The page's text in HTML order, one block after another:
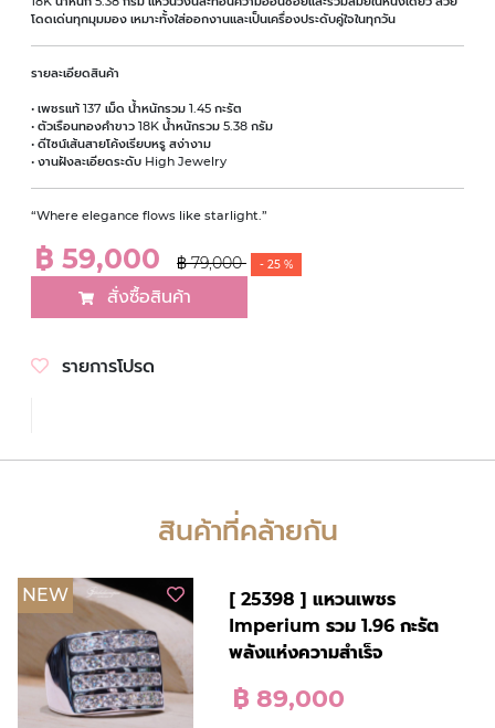
โดดเด่นทุกมุมมอง เหมาะทั้งใส่ออกงานและเป็นเครื่องประดับคู่ใจในทุกวัน
รายละเอียดสินค้า
• เพชรแท้ 137 เม็ด น้ำหนักรวม 1.45 กะรัต
• ตัวเรือนทองคำขาว 18K น้ำหนักรวม 5.38 กรัม
• ดีไซน์เส้นสายโค้งเรียบหรู สง่างาม
• งานฝังละเอียดระดับ High Jewelry
“Where elegance flows like starlight.”
฿ 59,000 ฿ 79,000 - 25 %
สั่งซื้อสินค้า
รายการโปรด
สินค้าที่คล้ายกัน
NEW
[ 25398 ] แหวนเพชร
Imperium รวม 1.96 กะรัต
พลังแห่งความสำเร็จ
฿ 89,000